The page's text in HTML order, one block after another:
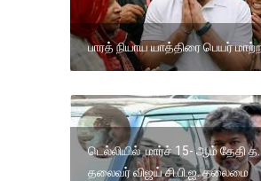
பாரத் நியாய யாத்திரை பெயர்
டெல்லியில் மார்ச் 15- ஆம் தேதி
தலைவர் விஜய் சி.பி.ஐ. தலைமை